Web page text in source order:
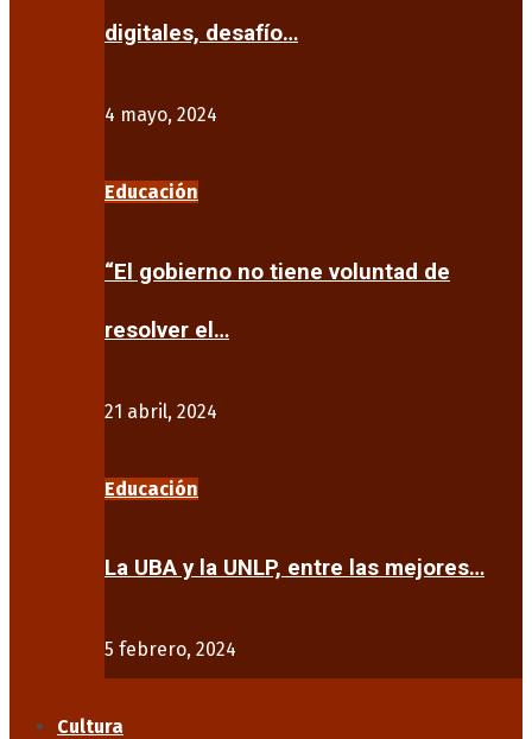
digitales, desafío…
4 mayo, 2024
Educación
“El gobierno no tiene voluntad de
resolver el…
21 abril, 2024
Educación
La UBA y la UNLP, entre las mejores…
5 febrero, 2024
Cultura